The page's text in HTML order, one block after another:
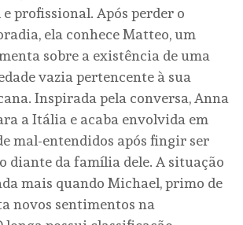
profissional. Após perder o
ela conhece Matteo, um
sobre a existência de uma
vazia pertencente à sua
Inspirada pela conversa, Anna
a Itália e acaba envolvida em
mal-entendidos após fingir ser
diante da família dele. A situação
mais quando Michael, primo de
novos sentimentos na